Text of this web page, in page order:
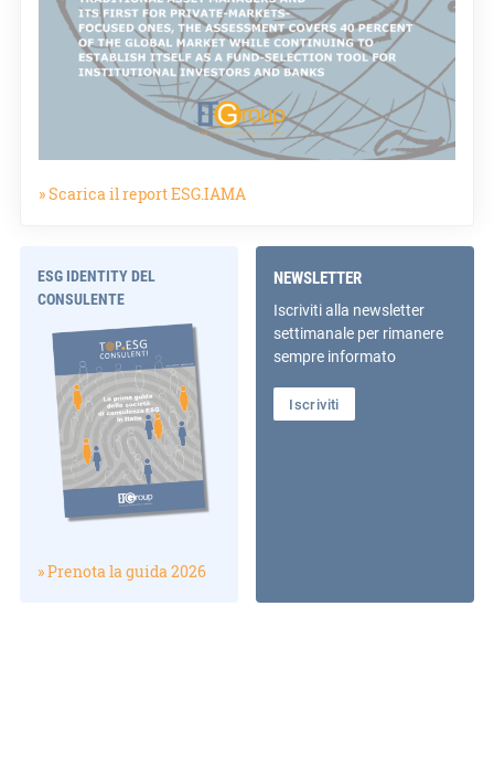
» Scarica il report ESG.IAMA
ESG IDENTITY DEL
CONSULENTE
» Prenota la guida 2026
NEWSLETTER
Iscriviti alla newsletter
settimanale per rimanere
sempre informato
Iscriviti